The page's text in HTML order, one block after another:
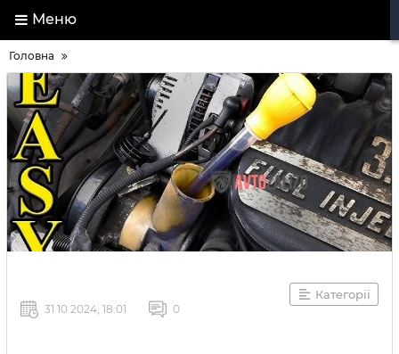
Меню
Головна
Категорії
31 10 2024, 18:01 0